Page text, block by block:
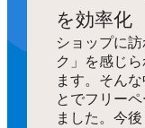
を効率化
ショップに
ク」を感じ
ます。そんな
とでフリー
ました。今